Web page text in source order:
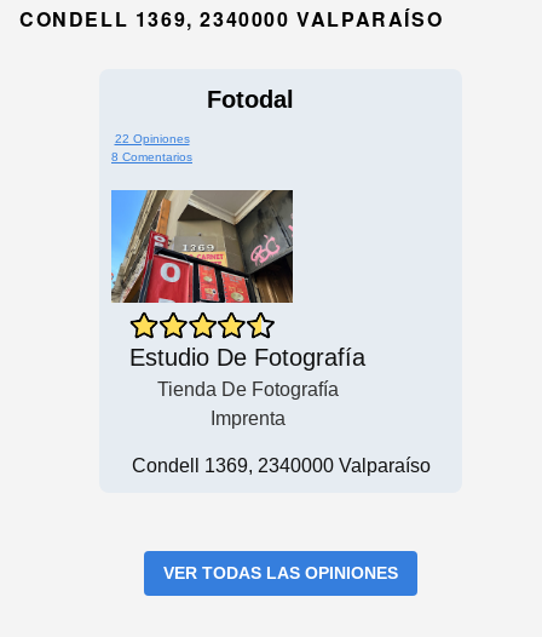
CONDELL 1369, 2340000 VALPARAÍSO
Fotodal
22 Opiniones
8 Comentarios
Estudio De Fotografía
Tienda De Fotografía
Imprenta
Condell 1369, 2340000 Valparaíso
VER TODAS LAS OPINIONES